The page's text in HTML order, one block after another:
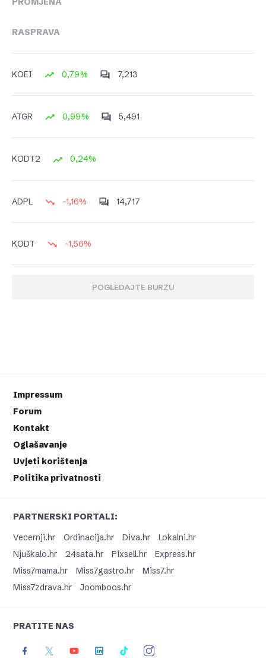
RASPRAVA
KOEI 0,79% 7,213
ATGR 0,99% 5,491
KODT2 0,24%
ADPL -1,16% 14,717
KODT -1,56%
POGLEDAJTE BURZU
Impressum
Forum
Kontakt
Oglašavanje
Uvjeti korištenja
Politika privatnosti
PARTNERSKI PORTALI:
Vecernji.hr
Ordinacija.hr Diva.hr
Lokalni.hr
Njuškalo.hr
24sata.hr Pixsell.hr
Express.hr
Miss7mama.hr
Miss7gastro.hr
Miss7.hr
Miss7zdrava.hr
Joomboos.hr
PRATITE NAS